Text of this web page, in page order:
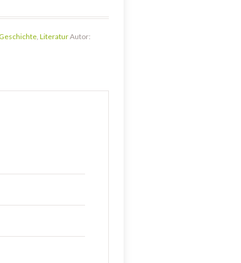
Geschichte ,LiteraturAutor: